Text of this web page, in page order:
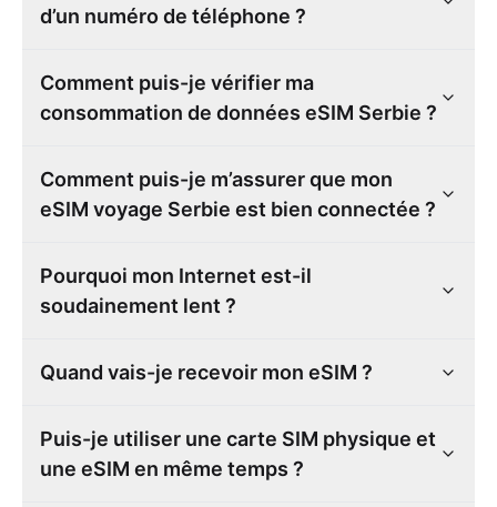
d’un numéro de téléphone ?
Comment puis-je vérifier ma
consommation de données eSIM Serbie ?
Comment puis-je m’assurer que mon
eSIM voyage Serbie est bien connectée ?
Pourquoi mon Internet est-il
soudainement lent ?
Quand vais-je recevoir mon eSIM ?
Puis-je utiliser une carte SIM physique et
une eSIM en même temps ?